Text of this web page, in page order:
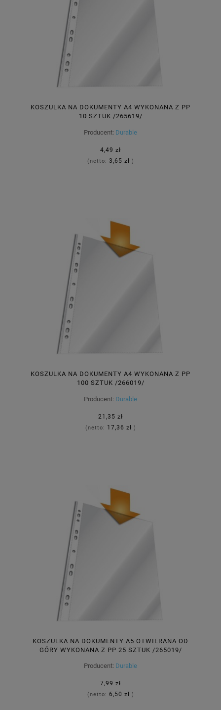
KOSZULKA NA DOKUMENTY A4 WYKONANA Z PP
10 SZTUK /265619/
Producent: Durable
4,49 zł
(netto: 3,65 zł )
KOSZULKA NA DOKUMENTY A4 WYKONANA Z PP
100 SZTUK /266019/
Producent: Durable
21,35 zł
(netto: 17,36 zł )
KOSZULKA NA DOKUMENTY A5 OTWIERANA OD
GÓRY WYKONANA Z PP 25 SZTUK /265019/
Producent: Durable
7,99 zł
(netto: 6,50 zł )